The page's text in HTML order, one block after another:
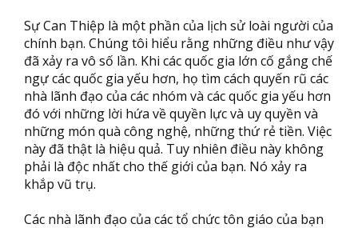
Sự Can Thiệp là một phần của lịch sử loài người của
chính bạn. Chúng tôi hiểu rằng những điều như vậy
đã xảy ra vô số lần. Khi các quốc gia lớn cố gắng chế
ngự các quốc gia yếu hơn, họ tìm cách quyến rũ các
nhà lãnh đạo của các nhóm và các quốc gia yếu hơn
đó với những lời hứa về quyền lực và uy quyền và
những món quà công nghệ, những thứ rẻ tiền. Việc
này đã thật là hiệu quả. Tuy nhiên điều này không
phải là độc nhất cho thế giới của bạn. Nó xảy ra
khắp vũ trụ.
Các nhà lãnh đạo của các tổ chức tôn giáo của bạn